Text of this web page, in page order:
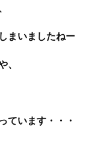
まいましたねー
、
ています・・・